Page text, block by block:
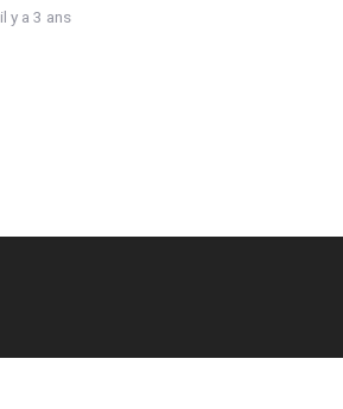
il y a 3 ans